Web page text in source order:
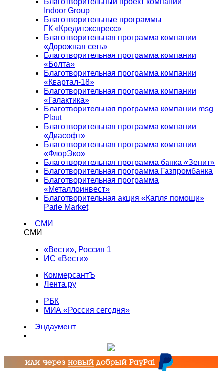
Благотворительный проект компании
Indoor Group
Благотворительные программы
ГК «Кредитэкспресс»
Благотворительная программа компании
«Дорожная сеть»
Благотворительная программа компании
«Болта»
Благотворительная программа компании
«Квартал-18»
Благотворительная программа компании
«Галактика»
Благотворительная программа компании msg
Plaut
Благотворительная программа компании
«Диасофт»
Благотворительная программа компании
«ФлорЭко»
Благотворительная программа банка «Зенит»
Благотворительная программа Газпромбанка
Благотворительная программа
«Металлоинвест»
Благотворительная акция «Капля помощи»
Parle Market
СМИ
СМИ
«Вести», Россия 1
ИС «Вести»
КоммерсантЪ
Лента.ру
РБК
МИА «Россия сегодня»
Эндаумент